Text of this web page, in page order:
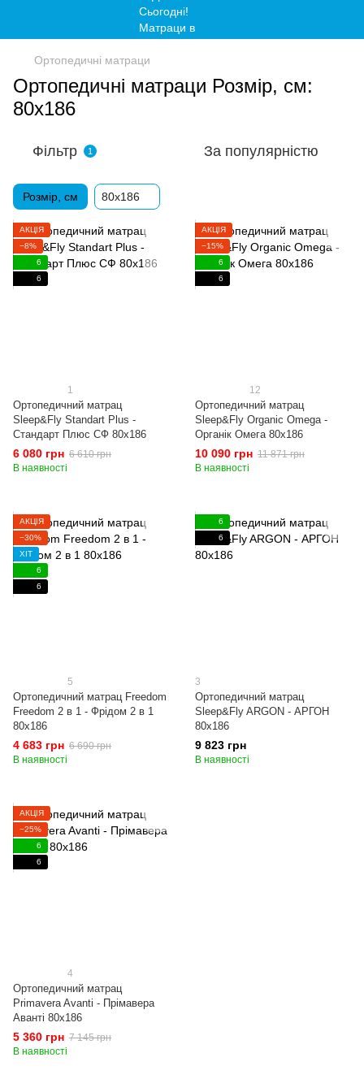
Ортопедичні матраци
Ортопедичні матраци Розмір, см:
80x186
Фільтр 1 За популярністю
Розмір, см 80x186
АКЦІЯ
−8%
6
6
1
Ортопедичний матрац
Sleep&Fly Standart Plus -
Стандарт Плюс СФ 80x186
6 080 грн 6 610 грн
В наявності
АКЦІЯ
−15%
6
6
12
Ортопедичний матрац
Sleep&Fly Organic Omega -
Органік Омега 80x186
10 090 грн 11 871 грн
В наявності
АКЦІЯ
−30%
ХІТ
6
6
5
Ортопедичний матрац Freedom
Freedom 2 в 1 - Фрідом 2 в 1
80x186
4 683 грн 6 690 грн
В наявності
6
6
3
Ортопедичний матрац
Sleep&Fly ARGON - АРГОН
80x186
9 823 грн
В наявності
АКЦІЯ
−25%
6
6
4
Ортопедичний матрац
Primavera Avanti - Прімавера
Аванті 80x186
5 360 грн 7 145 грн
В наявності